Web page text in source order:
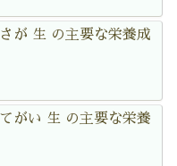
が 生 の主要な栄養成
がい 生 の主要な栄養